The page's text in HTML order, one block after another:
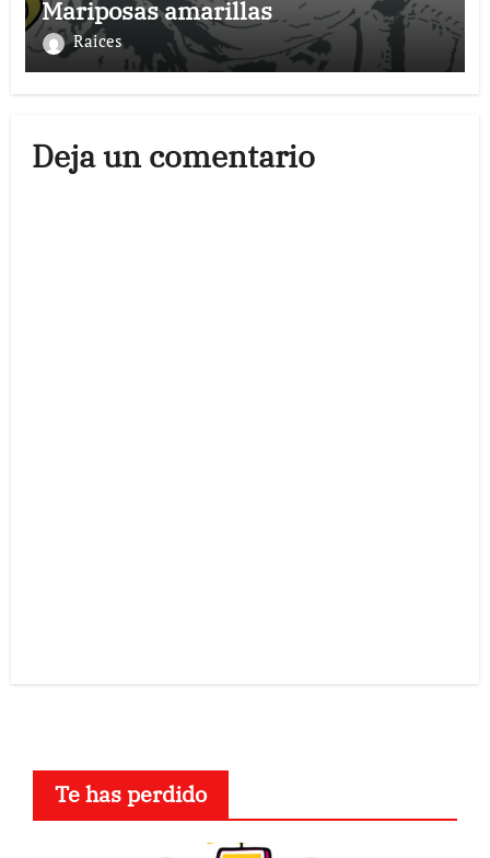
Mariposas amarillas
Raices
Deja un comentario
Te has perdido